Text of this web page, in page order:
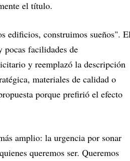
el título.
edificios, construimos sueños".
pocas facilidades de
y reemplazó la descripción
materiales de calidad o
porque prefirió el efecto
amplio: la urgencia por sonar
queremos ser. Queremos